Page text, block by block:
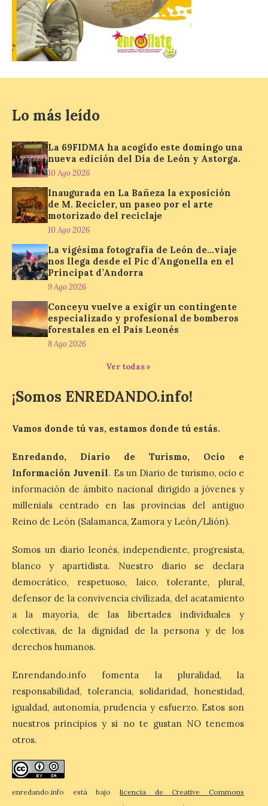
10 Ago 2026
Recupera la memoria de
espacios de acogida. La
vinculados al Camino de Santiago y
permitirá acercar al público la historia de
exposición itinerante de acceso libre. El
[…]
El delegado del Gobierno
participa en la XVII Feria
Agroalimentaria de El
Espino, una cita que pone
en valor los productos, la
gastronomía y la artesanía
del Bierzo
10 Ago 2026
Nicanor Sen reivindica en
del Gobierno de España
rural. Sen destaca la
para generar actividad económica, atraer
visitantes y mantener vivas sus
Cruz Roja concluye el
Gran Premio de La Bañeza
con 33 atenciones,
incluidos los 10 heridos en
los dos accidentes
registrados durante el fin
de semana
10 Ago 2026
Cruz Roja concluye el Gran
Premio de La Bañeza con
los 10 heridos en los dos
accidentes registrados
durante el fin de semana. El dispositivo
desplegado por la Institución ha atendido
El Ayuntamiento de
Zamora impulsa la
identidad histórica de
Olivares con la instalación
cerámicas en el callejero
del barrio
10 Ago 2026
Lo más leído
La 69FIDMA ha acogido este domingo una
nueva edición del Día de León y Astorga.
10 Ago 2026
Inaugurada en La Bañeza la exposición
de M. Recicler, un paseo por el arte
motorizado del reciclaje
10 Ago 2026
La vigésima fotografía de León de…viaje
nos llega desde el Pic d’Angonella en el
Principat d’Andorra
9 Ago 2026
Conceyu vuelve a exigir un contingente
especializado y profesional de bomberos
forestales en el País Leonés
8 Ago 2026
Ver todas »
¡Somos ENREDANDO.info!
Vamos donde tú vas, estamos donde tú estás.
Enredando, Diario de Turismo, Ocio e
Información Juvenil. Es un Diario de turismo, ocio e
información de ámbito nacional dirigido a jóvenes y
millenials centrado en las provincias del antiguo
Reino de León (Salamanca, Zamora y León/Llión).
Somos un diario leonés, independiente, progresista,
blanco y apartidista. Nuestro diario se declara
democrático, respetuoso, laico, tolerante, plural,
defensor de la convivencia civilizada, del acatamiento
a la mayoría, de las libertades individuales y
colectivas, de la dignidad de la persona y de los
derechos humanos.
Enrendando.info fomenta la pluralidad, la
responsabilidad, tolerancia, solidaridad, honestidad,
igualdad, autonomía, prudencia y esfuerzo. Estos son
nuestros principios y si no te gustan NO tenemos
otros.
enredando.info está bajo licencia de Creative Commons